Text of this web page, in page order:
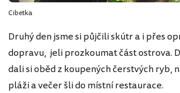
Cibetka
Druhý den jsme si půjčili skútr a i přes
dopravu, jeli prozkoumat část ostrova.
dali si oběd z koupených čerstvých ryb,
pláži a večer šli do místní restaurace.